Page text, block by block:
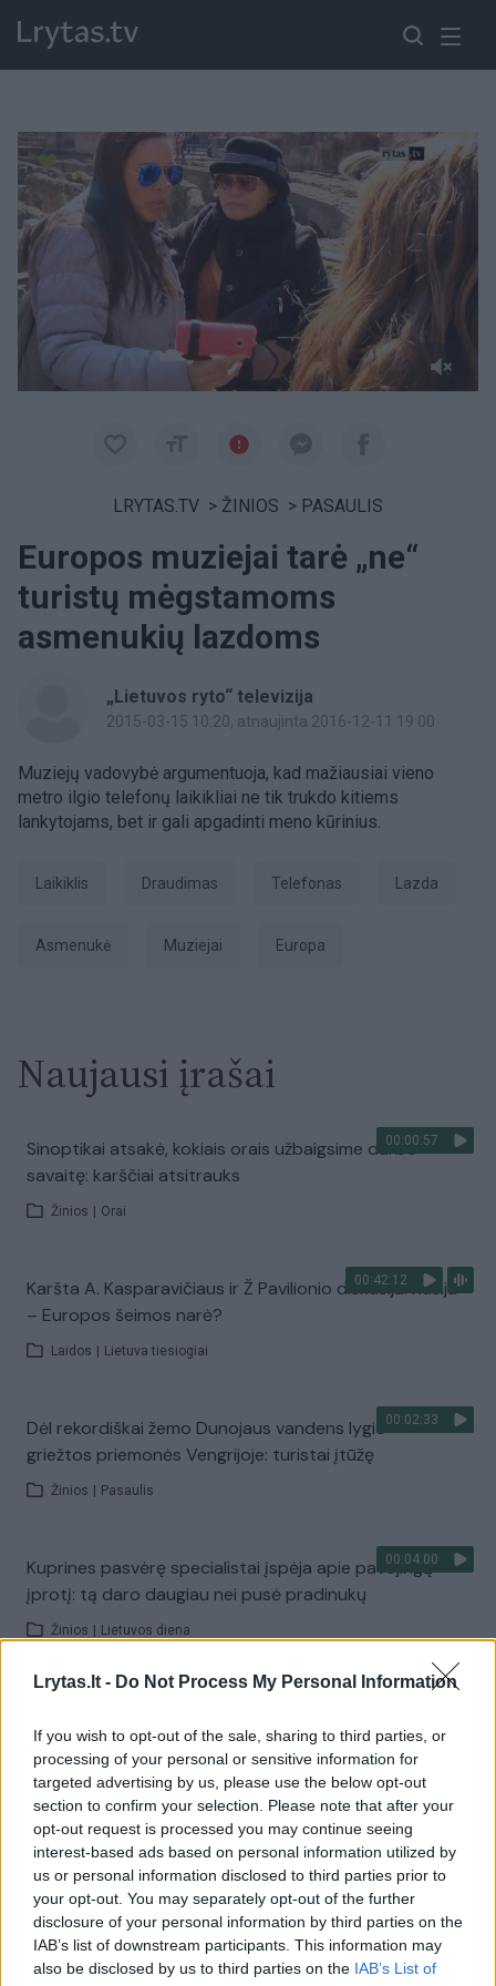
Lrytas.lt - Do Not Process My Personal Information
If you wish to opt-out of the sale, sharing to third parties, or
processing of your personal or sensitive information for
targeted advertising by us, please use the below opt-out
section to confirm your selection. Please note that after your
opt-out request is processed you may continue seeing
interest-based ads based on personal information utilized by
us or personal information disclosed to third parties prior to
your opt-out. You may separately opt-out of the further
disclosure of your personal information by third parties on the
IAB’s list of downstream participants. This information may
also be disclosed by us to third parties on the IAB’s List of
Paremkite Ukrainą
LRYTAS.TV > ŽINIOS > PASAULIS
Europos muziejai tarė „ne“
turistų mėgstamoms
asmenukių lazdoms
„Lietuvos ryto“ televizija
2015-03-15 10:20, atnaujinta 2016-12-11 19:00
Muziejų vadovybė argumentuoja, kad mažiausiai vieno
metro ilgio telefonų laikikliai ne tik trukdo kitiems
lankytojams, bet ir gali apgadinti meno kūrinius.
laikiklis Draudimas telefonas lazda
asmenukė muziejai Europa
Naujausi įrašai
00:00:57
Sinoptikai atsakė, kokiais orais užbaigsime darbo
savaitę: karščiai atsitrauks
Žinios Orai
00:42:12
Karšta A. Kasparavičiaus ir Ž Pavilionio diskusija: Rusija
– Europos šeimos narė?
Laidos Lietuva tiesiogiai
00:02:33
Dėl rekordiškai žemo Dunojaus vandens lygio –
griežtos priemonės Vengrijoje: turistai įtūžę
Žinios Pasaulis
00:04:00
Kuprines pasvėrę specialistai įspėja apie pavojingą
įprotį: tą daro daugiau nei pusė pradinukų
Žinios Lietuvos diena
Žiūrimiausi įrašai
00:00:30
Vaizdai iš tragiškos avarijos Vilniaus r.: dviejų moterų ir
vaiko gyvybių išgelbėti nepavyko
Žinios Lietuvos diena